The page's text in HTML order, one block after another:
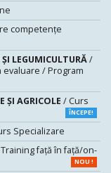
competenţe
LEGUMICULTURĂ/
evaluare / Program
ŞI AGRICOLE / Curs
ÎNCEPE!
Specializare
față în față/on-
NOU !